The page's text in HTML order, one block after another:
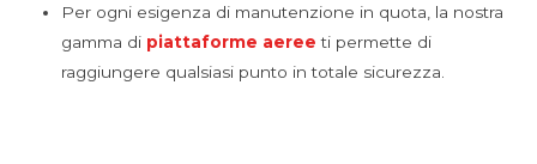
Per ogni esigenza di manutenzione in quota, la nostra
gamma di piattaforme aeree ti permette di
raggiungere qualsiasi punto in totale sicurezza.